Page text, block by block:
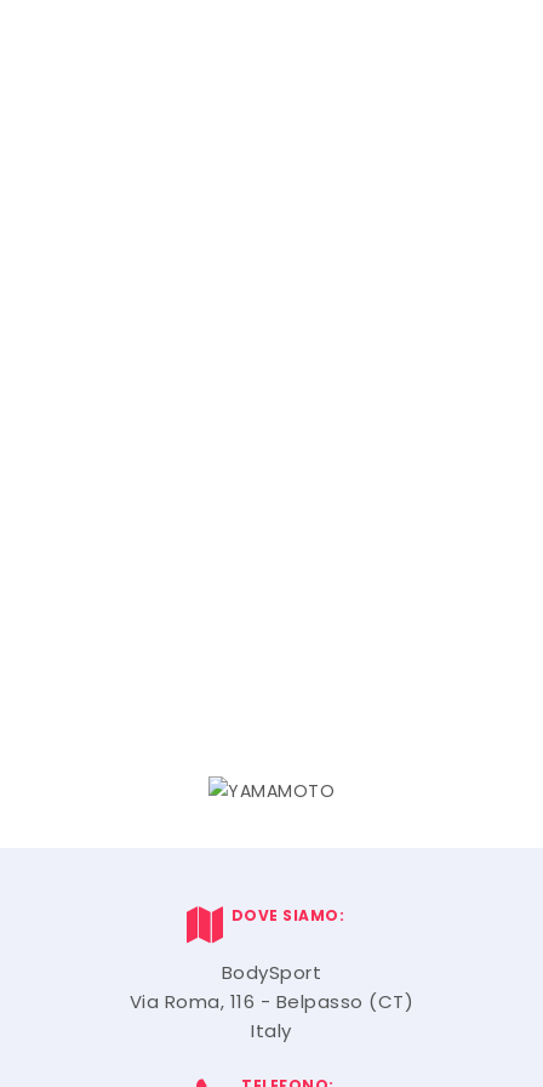
DOVE SIAMO:
BodySport
Via Roma, 116 - Belpasso (CT)
Italy